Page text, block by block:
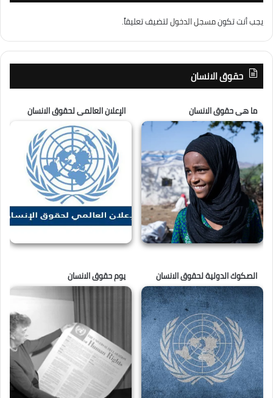
يجب أنت تكونمسجل الدخوللتضيف تعليقاً.
حقوق الانسان
ما هى حقوق الانسان الإعلان العالمى لحقوق الانسان
الصكوك الدولية لحقوق الانسان يوم حقوق الانسان